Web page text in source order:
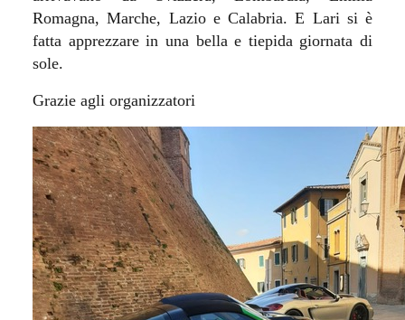
Romagna, Marche, Lazio e Calabria. E Lari si è
fatta apprezzare in una bella e tiepida giornata di
sole.
Grazie agli organizzatori